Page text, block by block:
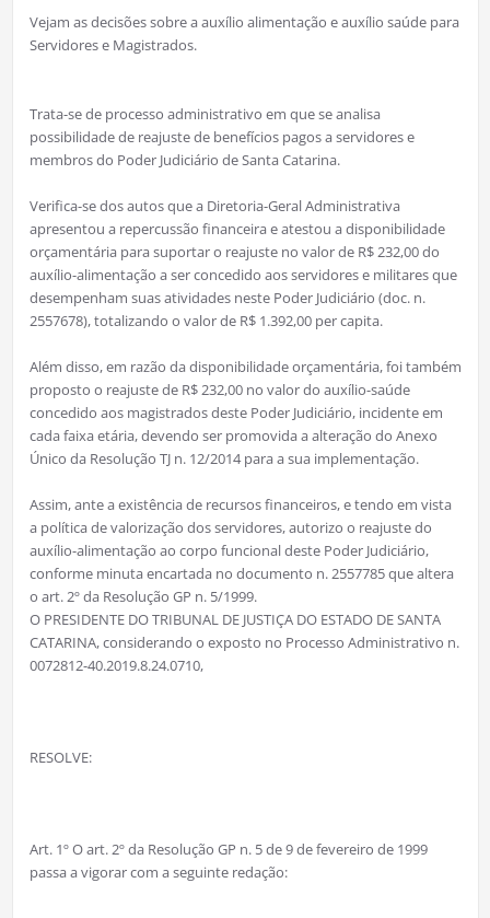
Vejam as decisões sobre a auxílio alimentação e auxílio saúde para
Servidores e Magistrados.
Trata-se de processo administrativo em que se analisa
possibilidade de reajuste de benefícios pagos a servidores e
membros do Poder Judiciário de Santa Catarina.
Verifica-se dos autos que a Diretoria-Geral Administrativa
apresentou a repercussão financeira e atestou a disponibilidade
orçamentária para suportar o reajuste no valor de R$ 232,00 do
auxílio-alimentação a ser concedido aos servidores e militares que
desempenham suas atividades neste Poder Judiciário (doc. n.
2557678), totalizando o valor de R$ 1.392,00 per capita.
Além disso, em razão da disponibilidade orçamentária, foi também
proposto o reajuste de R$ 232,00 no valor do auxílio-saúde
concedido aos magistrados deste Poder Judiciário, incidente em
cada faixa etária, devendo ser promovida a alteração do Anexo
Único da Resolução TJ n. 12/2014 para a sua implementação.
Assim, ante a existência de recursos financeiros, e tendo em vista
a política de valorização dos servidores, autorizo o reajuste do
auxílio-alimentação ao corpo funcional deste Poder Judiciário,
conforme minuta encartada no documento n. 2557785 que altera
o art. 2º da Resolução GP n. 5/1999.
O PRESIDENTE DO TRIBUNAL DE JUSTIÇA DO ESTADO DE SANTA
CATARINA, considerando o exposto no Processo Administrativo n.
0072812-40.2019.8.24.0710,
RESOLVE:
Art. 1º O art. 2º da Resolução GP n. 5 de 9 de fevereiro de 1999
passa a vigorar com a seguinte redação: